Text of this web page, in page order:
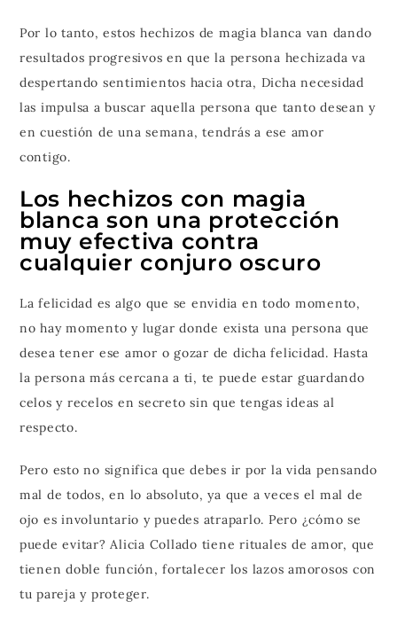
Por lo tanto, estos hechizos de magia blanca van dando
resultados progresivos en que la persona hechizada va
despertando sentimientos hacia otra, Dicha necesidad
las impulsa a buscar aquella persona que tanto desean y
en cuestión de una semana, tendrás a ese amor
contigo.
Los hechizos con magia
blanca son una protección
muy efectiva contra
cualquier conjuro oscuro
La felicidad es algo que se envidia en todo momento,
no hay momento y lugar donde exista una persona que
desea tener ese amor o gozar de dicha felicidad. Hasta
la persona más cercana a ti, te puede estar guardando
celos y recelos en secreto sin que tengas ideas al
respecto.
Pero esto no significa que debes ir por la vida pensando
mal de todos, en lo absoluto, ya que a veces el mal de
ojo es involuntario y puedes atraparlo. Pero ¿cómo se
puede evitar? Alicia Collado tiene rituales de amor, que
tienen doble función, fortalecer los lazos amorosos con
tu pareja y proteger.